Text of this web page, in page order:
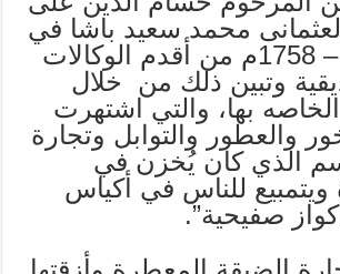
محمد سعيد باشا في
1172 هجريا – 1758م من أقدم الوكالات
وتبين ذلك من خلال
بها، والتي اشتهرت
والعطور والتوابل وتجارة
الذي كان يُخزن في
ويتمبيع للناس في أكياس
صفيحية”.